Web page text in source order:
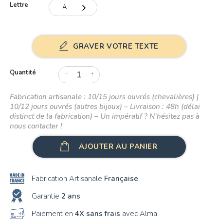
Lettre A
B
C
D
E
G
I
J
GRAVER VOTRE TEXTE
Quantité - +
Fabrication artisanale : 10/15 jours ouvrés (chevalières) |
10/12 jours ouvrés (autres bijoux) – Livraison : 48h (délai
distinct de la fabrication) – Un impératif ? N’hésitez pas à
nous contacter !
AJOUTER AU PANIER
Fabrication Artisanale Française
Garantie 2 ans
Paiement en 4X sans frais avec Alma